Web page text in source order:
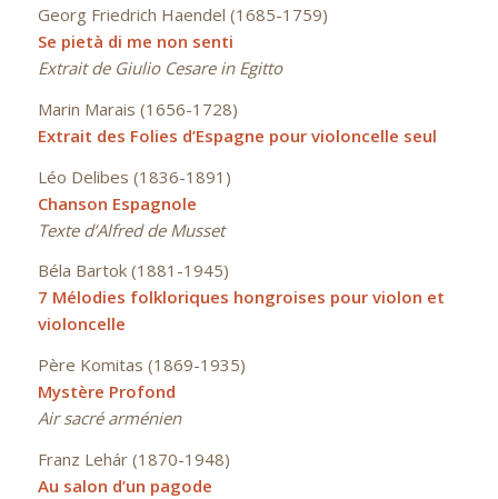
Georg Friedrich Haendel (1685-1759)
Se pietà di me non senti
Extrait de Giulio Cesare in Egitto
Marin Marais (1656-1728)
Extrait des Folies d’Espagne pour violoncelle seul
Léo Delibes (1836-1891)
Chanson Espagnole
Texte d’Alfred de Musset
Béla Bartok (1881-1945)
7 Mélodies folkloriques hongroises pour violon et
violoncelle
Père Komitas (1869-1935)
Mystère Profond
Air sacré arménien
Franz Lehár (1870-1948)
Au salon d’un pagode